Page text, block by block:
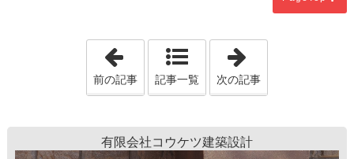
「注文住宅の後悔は間取りだけじゃな
前の記事 記事一覧 次の記事
有限会社コウケツ建築設計